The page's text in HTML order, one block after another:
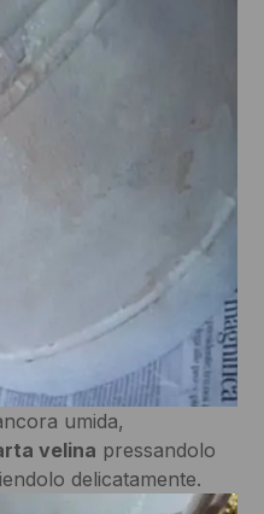
umida,
velina pressandolo
delicatamente.